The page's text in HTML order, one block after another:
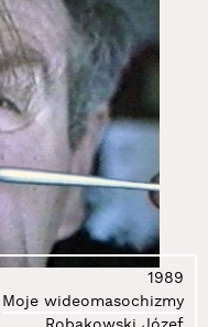
1989
Moje wideomasochizmy